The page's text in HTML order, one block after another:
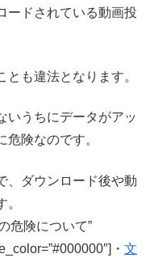
ードされている動画投
も違法となります。
いうちにデータがアッ
険なのです。
、ダウンロード後や動
危険について”
・ 文